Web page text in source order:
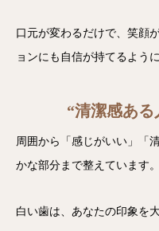
口元が変わるだけで、笑顔
ョンにも自信が持てるよう
“清潔感あ
周囲から「感じがいい」「
かな部分まで整えています
白い歯は、あなたの印象を